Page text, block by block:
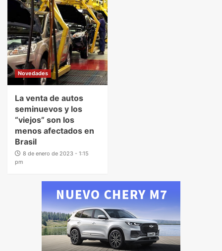
Novedades
La venta de autos
seminuevos y los
“viejos” son los
menos afectados en
Brasil
8 de enero de 2023 - 1:15
pm